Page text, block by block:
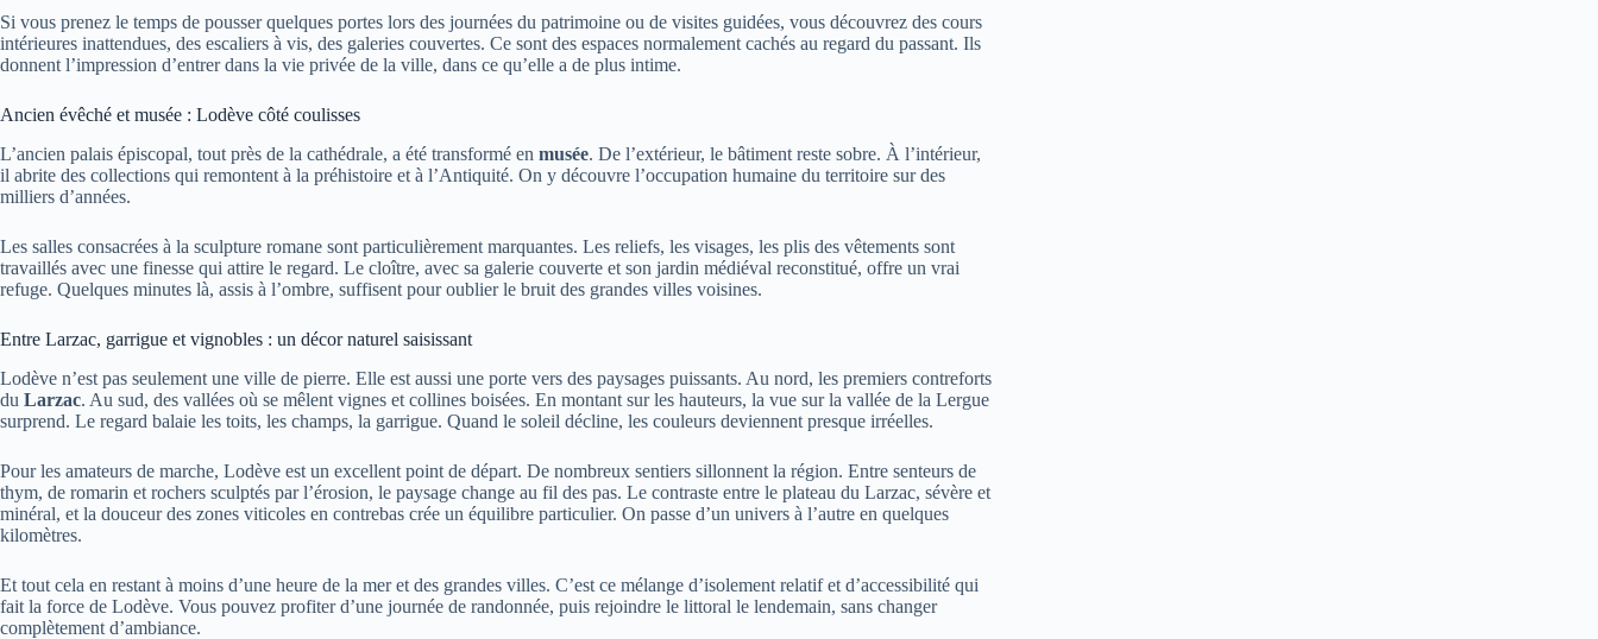
Si vous prenez le temps de pousser quelques portes lors des journées du patrimoine ou de visites guidées, vous découvrez des cours
intérieures inattendues, des escaliers à vis, des galeries couvertes. Ce sont des espaces normalement cachés au regard du passant. Ils
donnent l’impression d’entrer dans la vie privée de la ville, dans ce qu’elle a de plus intime.
Ancien évêché et musée : Lodève côté coulisses
L’ancien palais épiscopal, tout près de la cathédrale, a été transformé en musée. De l’extérieur, le bâtiment reste sobre. À l’intérieur,
il abrite des collections qui remontent à la préhistoire et à l’Antiquité. On y découvre l’occupation humaine du territoire sur des
milliers d’années.
Les salles consacrées à la sculpture romane sont particulièrement marquantes. Les reliefs, les visages, les plis des vêtements sont
travaillés avec une finesse qui attire le regard. Le cloître, avec sa galerie couverte et son jardin médiéval reconstitué, offre un vrai
refuge. Quelques minutes là, assis à l’ombre, suffisent pour oublier le bruit des grandes villes voisines.
Entre Larzac, garrigue et vignobles : un décor naturel saisissant
Lodève n’est pas seulement une ville de pierre. Elle est aussi une porte vers des paysages puissants. Au nord, les premiers contreforts
du Larzac. Au sud, des vallées où se mêlent vignes et collines boisées. En montant sur les hauteurs, la vue sur la vallée de la Lergue
surprend. Le regard balaie les toits, les champs, la garrigue. Quand le soleil décline, les couleurs deviennent presque irréelles.
Pour les amateurs de marche, Lodève est un excellent point de départ. De nombreux sentiers sillonnent la région. Entre senteurs de
thym, de romarin et rochers sculptés par l’érosion, le paysage change au fil des pas. Le contraste entre le plateau du Larzac, sévère et
minéral, et la douceur des zones viticoles en contrebas crée un équilibre particulier. On passe d’un univers à l’autre en quelques
kilomètres.
Et tout cela en restant à moins d’une heure de la mer et des grandes villes. C’est ce mélange d’isolement relatif et d’accessibilité qui
fait la force de Lodève. Vous pouvez profiter d’une journée de randonnée, puis rejoindre le littoral le lendemain, sans changer
complètement d’ambiance.